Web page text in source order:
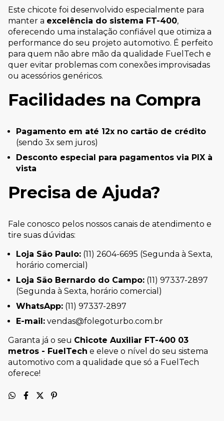
Este chicote foi desenvolvido especialmente para
manter a excelência do sistema FT-400,
oferecendo uma instalação confiável que otimiza a
performance do seu projeto automotivo. É perfeito
para quem não abre mão da qualidade FuelTech e
quer evitar problemas com conexões improvisadas
ou acessórios genéricos.
Facilidades na Compra
Pagamento em até 12x no cartão de crédito
(sendo 3x sem juros)
Desconto especial para pagamentos via PIX à
vista
Precisa de Ajuda?
Fale conosco pelos nossos canais de atendimento e
tire suas dúvidas:
Loja São Paulo: (11) 2604-6695 (Segunda à Sexta,
horário comercial)
Loja São Bernardo do Campo: (11) 97337-2897
(Segunda à Sexta, horário comercial)
WhatsApp: (11) 97337-2897
E-mail: vendas@folegoturbo.com.br
Garanta já o seu Chicote Auxiliar FT-400 03
metros - FuelTech e eleve o nível do seu sistema
automotivo com a qualidade que só a FuelTech
oferece!